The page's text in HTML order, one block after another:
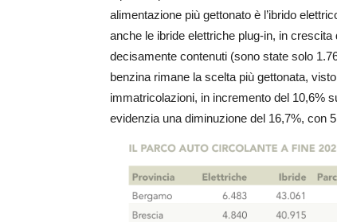
alimentazione più gettonato è l’ibrido
anche le ibride elettriche plug-in, in
decisamente contenuti (sono state solo
benzina rimane la scelta più gettonata,
immatricolazioni, in incremento del 10,6%
evidenzia una diminuzione del 16,7%, con